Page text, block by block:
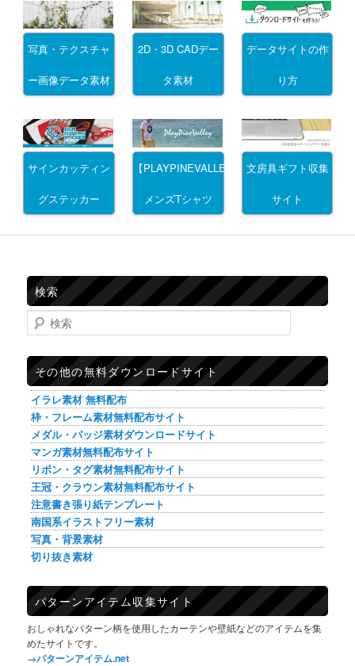
写真・テクスチャ
ー画像データ素材
2D・3D CADデー
タ素材
データサイトの作
り方
サインカッティン
グステッカー
【PLAYPINEVALLEY】
メンズTシャツ
文房具ギフト収集
サイト
検索
検索
その他の無料ダウンロードサイト
イラレ素材 無料配布
枠・フレーム素材無料配布サイト
メダル・バッジ素材ダウンロードサイト
マンガ素材無料配布サイト
リボン・タグ素材無料配布サイト
王冠・クラウン素材無料配布サイト
注意書き張り紙テンプレート
南国系イラストフリー素材
写真・背景素材
切り抜き素材
パターンアイテム収集サイト
おしゃれなパターン柄を使用したカーテンや壁紙などのアイテムを集
めたサイトです。
→パターンアイテム.net